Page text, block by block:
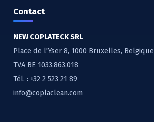
Contact
NEW COPLATECK SRL
Place de l'Yser 8, 1000 Bruxelles, Belgique
TVA BE 1033.863.018
Tél. : +32 2 523 21 89
info@coplaclean.com